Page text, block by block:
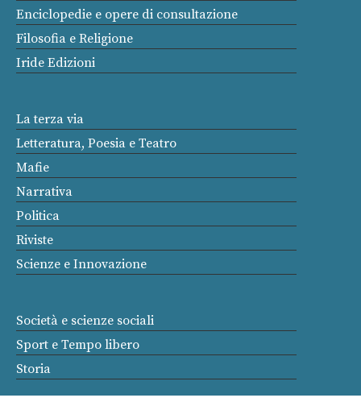
Enciclopedie e opere di consultazione
Filosofia e Religione
Iride Edizioni
La terza via
Letteratura, Poesia e Teatro
Mafie
Narrativa
Politica
Riviste
Scienze e Innovazione
Società e scienze sociali
Sport e Tempo libero
Storia